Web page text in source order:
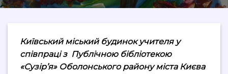
Київський міський будинок учителя у
співпраці з Публічною бібліотекою
«Сузір’я» Оболонського району міста Києва